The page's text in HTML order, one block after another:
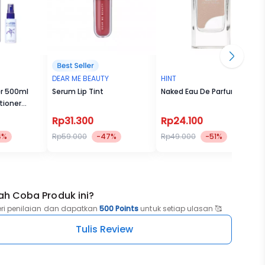
of
500ml
DEAR ME BEAUTY
Serum Lip Tint
Rp31.300
Rp59.000 -47%
HINT
Naked Eau De Parfum
Rp24.100
Rp49.000 -51%
Coba Produk ini?
penilaian dan dapatkan 500 Points untuk setiap ulasan 🥰
Tulis Review